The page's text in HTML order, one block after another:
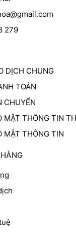
279
DỊCH CHUNG
TOÁN
CHUYỂN
MẬT THÔNG TIN
MẬT THÔNG TIN